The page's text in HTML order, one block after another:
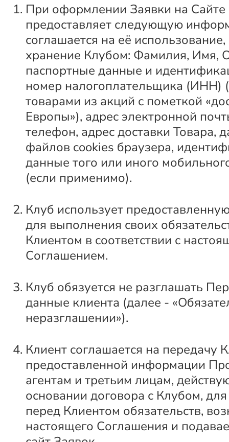
При оформлении Заявки на Сайте
предоставляет следующую
соглашается на её
хранение Клубом: Фамилия, Имя,
паспортные данные и
номер налогоплательщика (ИНН)
товарами из акций с пометкой
Европы»), адрес электронной
телефон, адрес доставки Товара,
файлов cookies браузера,
данные того или иного
(если применимо).
Клуб использует
для выполнения своих
Клиентом в соответствии с
Соглашением.
Клуб обязуется не разглашать
данные клиента (далее -
неразглашении»).
Клиент соглашается на передачу
предоставленной информации
агентам и третьим лицам,
основании договора с Клубом,
перед Клиентом обязательств,
настоящего Соглашения и